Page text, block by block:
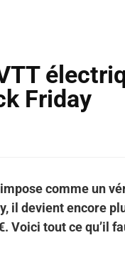
Friday
comme un
il devient encore
Voici tout ce qu’il